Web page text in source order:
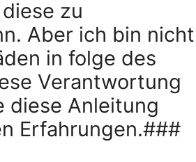
zu
Aber ich bin nicht
in folge des
Verantwortung
diese Anleitung
Erfahrungen.###